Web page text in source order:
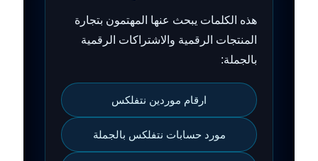
هذه الكلمات يبحث عنها المهتمون بتجارة
المنتجات الرقمية والاشتراكات الرقمية
بالجملة:
ارقام موردين نتفلكس
مورد حسابات نتفلكس بالجملة